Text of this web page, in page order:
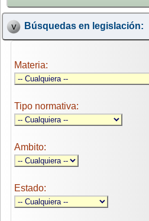
Búsquedas en legislación:
Materia:
Tipo normativa:
Ambito:
Estado: